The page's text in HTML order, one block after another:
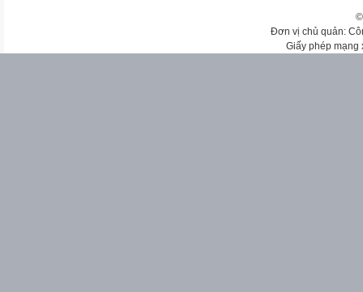
Đơn vị chủ quản:
Giấy phép mạng